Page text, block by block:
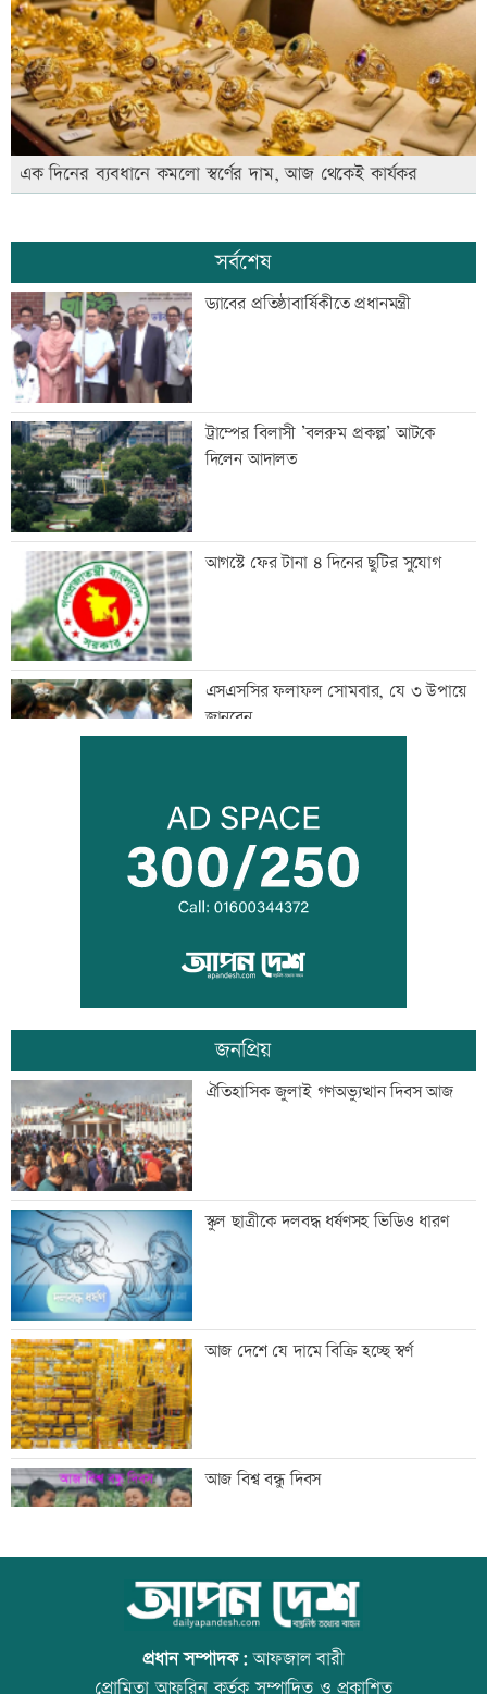
এক দিনের ব্যবধানে কমলো স্বর্ণের দাম, আজ থেকেই কার্যকর
সর্বশেষ
ড্যাবের প্রতিষ্ঠাবার্ষিকীতে প্রধানমন্ত্রী
ট্রাম্পের বিলাসী ’বলরুম প্রকল্প’ আটকে
দিলেন আদালত
আগস্টে ফের টানা ৪ দিনের ছুটির সুযোগ
এসএসসির ফলাফল সোমবার, যে ৩ উপায়ে
জানবেন
দেশের ৬ অঞ্চলে ভারী বর্ষণের আভাস
সিন্ডিকেট ভেঙে কৃষকদের লাভ নিশ্চিত করা
হবে: আইনমন্ত্রী
টেলিভিশনে আজকের যত খেলা
শনিবার রাজধানীর যেসব মার্কেট-দর্শনীয় স্থান
বন্ধ
শাহজালাল বিমানবন্দরে আগুন, সাময়িক বন্ধ
যাত্রীসেবা
গ্রিস উপকূলে দুই শতাধিক অভিবাসী উদ্ধার,
অধিকাংশ বাংলাদেশি
অস্থির বাজারে আজ স্বর্ণের ভরি কত
জনপ্রিয়
ঐতিহাসিক জুলাই গণঅভ্যুত্থান দিবস আজ
স্কুল ছাত্রীকে দলবদ্ধ ধর্ষণসহ ভিডিও ধারণ
আজ দেশে যে দামে বিক্রি হচ্ছে স্বর্ণ
আজ বিশ্ব বন্ধু দিবস
উত্থান-পতনের বাজারে আজ স্বর্ণের ভরি কত
প্রধান সম্পাদক:আফজাল বারী
প্রোমিতা আফরিন কর্তৃক সম্পাদিত ও প্রকাশিত